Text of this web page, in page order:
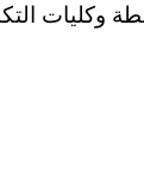
وكليات